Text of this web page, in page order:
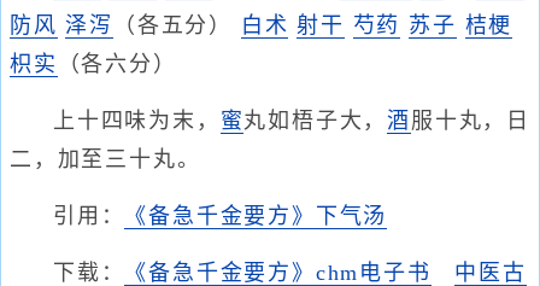
防风 泽泻 （各五分） 白术 射干 芍药 苏子 桔梗
枳实
（各六分）
上十四味为末， 蜜丸如梧子大，酒 服十丸，日
二，加至三十丸。
引用： 《备急千金要方》下气汤
下载： 《备急千金要方》chm电子书
中医古